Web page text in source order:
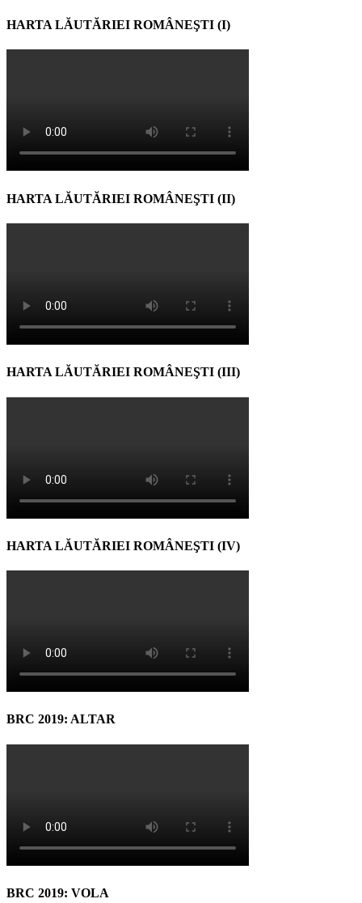
HARTA LĂUTĂRIEI ROMÂNEŞTI (I)
HARTA LĂUTĂRIEI ROMÂNEŞTI (II)
HARTA LĂUTĂRIEI ROMÂNEŞTI (III)
HARTA LĂUTĂRIEI ROMÂNEŞTI (IV)
BRC 2019: ALTAR
BRC 2019: VOLA